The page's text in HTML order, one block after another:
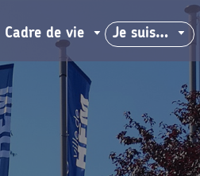
Cadre de vie Je suis…